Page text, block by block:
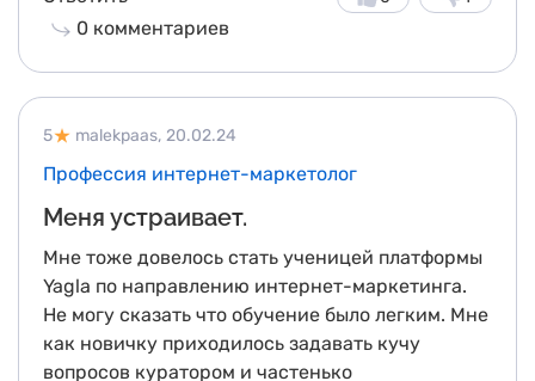
0 комментариев
5 20.02.24
malekpaas,
Профессия интернет-маркетолог
Меня устраивает.
Мне тоже довелось стать ученицей платформы
Yagla по направлению интернет-маркетинга.
Не могу сказать что обучение было легким. Мне
как новичку приходилось задавать кучу
вопросов куратором и частенько